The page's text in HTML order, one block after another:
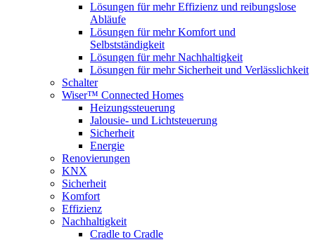
Lösungen für mehr Effizienz und reibungslose
Abläufe
Lösungen für mehr Komfort und
Selbstständigkeit
Lösungen für mehr Nachhaltigkeit
Lösungen für mehr Sicherheit und Verlässlichkeit
Schalter
Wiser™ Connected Homes
Heizungssteuerung
Jalousie- und Lichtsteuerung
Sicherheit
Energie
Renovierungen
KNX
Sicherheit
Komfort
Effizienz
Nachhaltigkeit
Cradle to Cradle